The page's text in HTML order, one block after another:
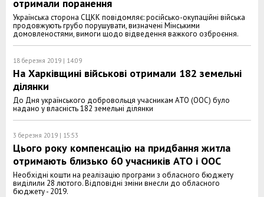
отримали поранення
Українська сторона СЦКК повідомляє: російсько-окупаційні війська
продовжують грубо порушувати, визначені Мінськими
домовленостями, вимоги щодо відведення важкого озброєння.
18 березня 2019 | 14:09
На Харківщині військові отримали 182 земельні
ділянки
До Дня українського добровольця учасникам АТО (ООС) було
надано у власність 182 земельні ділянки
3 березня 2019 | 15:53
Цього року компенсацію на придбання житла
отримають близько 60 учасників АТО і ООС
Необхідні кошти на реалізацію програми з обласного бюджету
виділили 28 лютого. Відповідні зміни внесли до обласного
бюджету - 2019.